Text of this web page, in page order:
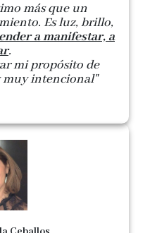
más que un
Es luz, brillo,
a manifestar, a
.
mi propósito de
muy intencional"